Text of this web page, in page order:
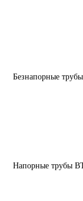
Безнапорные
Напорные трубы